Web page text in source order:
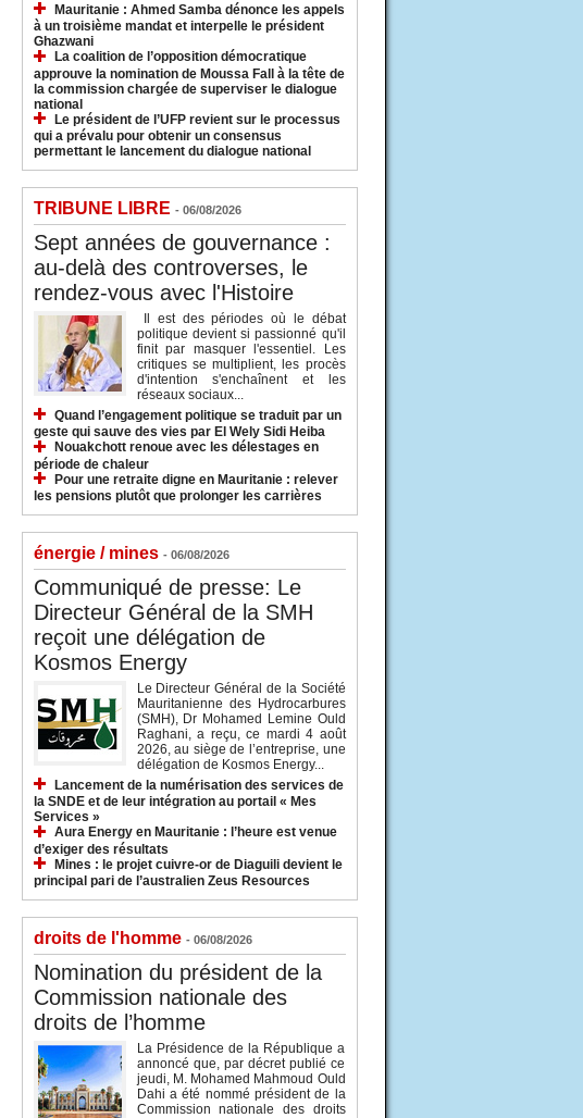
Mauritanie : Ahmed Samba dénonce les appels
à un troisième mandat et interpelle le président
Ghazwani
La coalition de l’opposition démocratique
approuve la nomination de Moussa Fall à la tête de
la commission chargée de superviser le dialogue
national
Le président de l’UFP revient sur le processus
qui a prévalu pour obtenir un consensus
permettant le lancement du dialogue national
TRIBUNE LIBRE - 06/08/2026
Sept années de gouvernance :
au-delà des controverses, le
rendez-vous avec l'Histoire
Il est des périodes où le débat
politique devient si passionné qu'il
finit par masquer l'essentiel. Les
critiques se multiplient, les procès
d'intention s'enchaînent et les
réseaux sociaux...
Quand l’engagement politique se traduit par un
geste qui sauve des vies par El Wely Sidi Heiba
Nouakchott renoue avec les délestages en
période de chaleur
Pour une retraite digne en Mauritanie : relever
les pensions plutôt que prolonger les carrières
énergie / mines - 06/08/2026
Communiqué de presse: Le
Directeur Général de la SMH
reçoit une délégation de
Kosmos Energy
Le Directeur Général de la Société
Mauritanienne des Hydrocarbures
(SMH), Dr Mohamed Lemine Ould
Raghani, a reçu, ce mardi 4 août
2026, au siège de l’entreprise, une
délégation de Kosmos Energy...
Lancement de la numérisation des services de
la SNDE et de leur intégration au portail « Mes
Services »
Aura Energy en Mauritanie : l’heure est venue
d’exiger des résultats
Mines : le projet cuivre-or de Diaguili devient le
principal pari de l’australien Zeus Resources
droits de l'homme - 06/08/2026
Nomination du président de la
Commission nationale des
droits de l’homme
La Présidence de la République a
annoncé que, par décret publié ce
jeudi, M. Mohamed Mahmoud Ould
Dahi a été nommé président de la
Commission nationale des droits